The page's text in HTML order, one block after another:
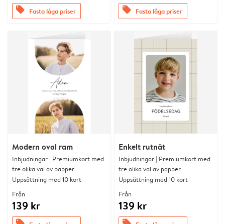
offers Fasta låga priser offers Fasta låga priser
Modern oval ram
Inbjudningar | Premiumkort med
tre olika val av papper
Uppsättning med 10 kort
Från
139 kr
Enkelt rutnät
Inbjudningar | Premiumkort med
tre olika val av papper
Uppsättning med 10 kort
Från
139 kr